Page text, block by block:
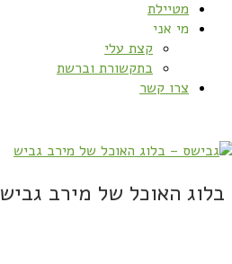
מטיילת
מי אני
קצת עלי
בתקשורת וברשת
צרו קשר
בלוג האוכל של מירב גביש